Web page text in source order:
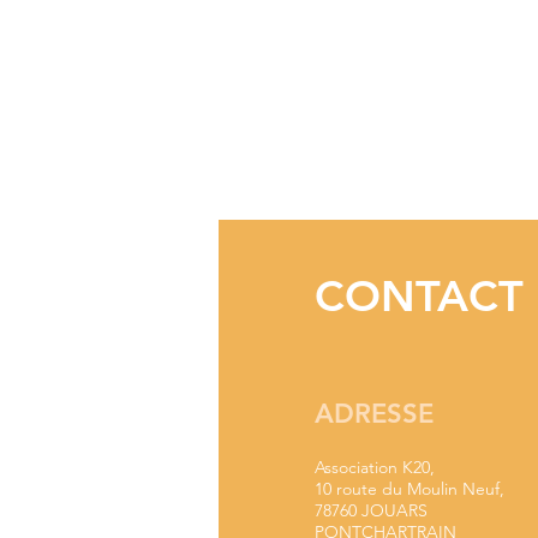
CONTACT
ADRESSE
Association K20,
10 route du Moulin Neuf,
78760 JOUARS
PONTCHARTRAIN